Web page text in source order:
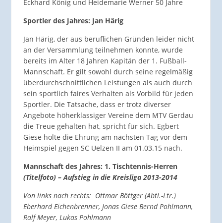
Eckhard König und Heidemarie Werner 50 Jahre
Sportler des Jahres: Jan Härig
Jan Härig, der aus beruflichen Gründen leider nicht
an der Versammlung teilnehmen konnte, wurde
bereits im Alter 18 Jahren Kapitän der 1. Fußball-
Mannschaft. Er gilt sowohl durch seine regelmäßig
überdurchschnittlichen Leistungen als auch durch
sein sportlich faires Verhalten als Vorbild für jeden
Sportler. Die Tatsache, dass er trotz diverser
Angebote höherklassiger Vereine dem MTV Gerdau
die Treue gehalten hat, spricht für sich. Egbert
Giese holte die Ehrung am nächsten Tag vor dem
Heimspiel gegen SC Uelzen II am 01.03.15 nach.
Mannschaft des Jahres: 1. Tischtennis-Herren
(Titelfoto) – Aufstieg in die Kreisliga 2013-2014
Von links nach rechts: Ottmar Böttger (Abtl.-Ltr.)
Eberhard Eichenbrenner, Jonas Giese Bernd Pohlmann,
Ralf Meyer, Lukas Pohlmann